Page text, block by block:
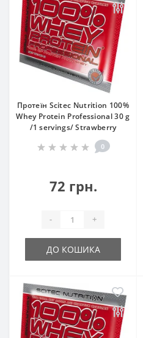
Протеїн Scitec Nutrition 100%
Whey Protein Professional 30 g
/1 servings/ Strawberry
0
72 грн.
- +
ДО КОШИКА